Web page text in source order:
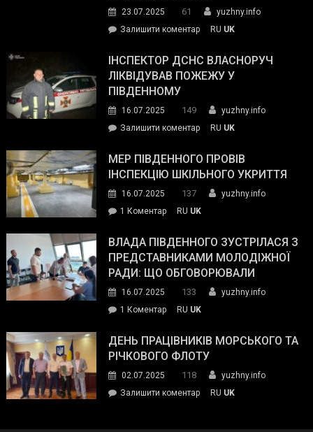
гуманітарну
допомогу
23.07.2025 61
yuzhny.info
Залишити коментарon
провів
нараду
силових
та
органів:
«Наш
спільний
окупанти.
Маємо
діяти
команда
RU UK
ІНСПЕКТОР ДСНС ВЛАСНОРУЧ
ЛІКВІДУВАВ ПОЖЕЖУ У
ПІВДЕННОМУ
16.07.2025 149
yuzhny.info
Залишити коментарon
ДСНС
власноруч
пожежу
у
RU UK
МЕР ПІВДЕННОГО ПРОВІВ
ІНСПЕКЦІЮ ШКІЛЬНОГО УКРИТТЯ
16.07.2025 137
yuzhny.info
1 Коментардо
Південного
провів
інспекцію
укриття
RU UK
ВЛАДА ПІВДЕННОГО ЗУСТРІЛАСЯ З
ПРЕДСТАВНИКАМИ МОЛОДІЖНОЇ
РАДИ: ЩО ОБГОВОРЮВАЛИ
16.07.2025 133
yuzhny.info
1 Коментардо
Південного
зустрілася
представниками
молодіжної
RU UK
ДЕНЬ ПРАЦІВНИКІВ МОРСЬКОГО ТА
РІЧКОВОГО ФЛОТУ
02.07.2025 118
yuzhny.info
Залишити коментарon
RU UK